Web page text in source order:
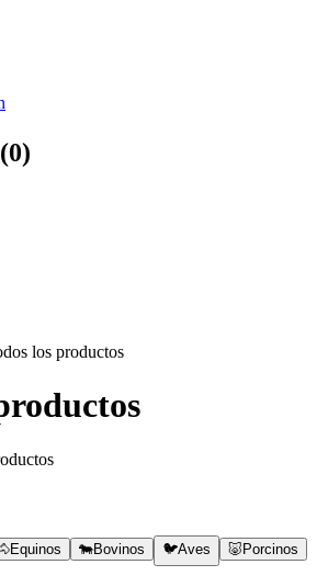
0)
los productos
Equinos 🐄Bovinos 🐦Aves 🐷 Porcinos